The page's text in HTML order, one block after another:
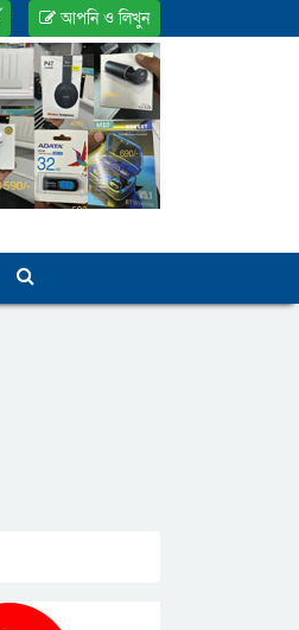
আপনি ও লিখুন